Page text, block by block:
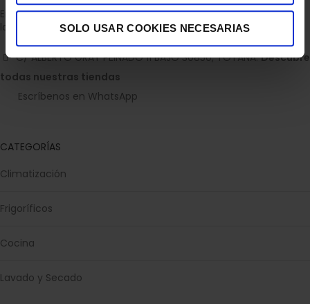
SOLO USAR COOKIES NECESARIAS
Empresa dedicada a la venta de accesorios para el hogar con
la experiencia de 36 años.
C/ ALBERTO GRAY PEINADO 11 BAJO 30850, TOTANA.Descubre
todas nuestras tiendas
Escríbenos en WhatsApp
CATEGORÍAS
Climatización
Frigoríficos
Cocina
Lavado y Secado